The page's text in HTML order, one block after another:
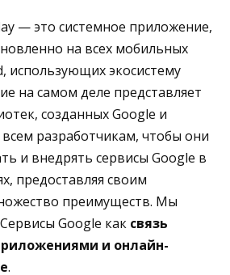
— это системное приложение,
на всех мобильных
использующих экосистему
на самом деле представляет
созданных Google и
разработчикам, чтобы они
и внедрять сервисы Google в
предоставляя своим
преимуществ. Мы
Google как связь
и онлайн-
.